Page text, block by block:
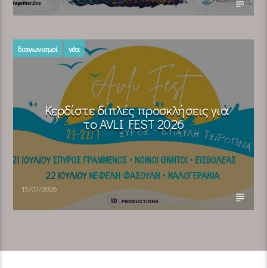
διαγωνισμοί νέα
Κερδίστε διπλές προσκλήσεις για
το AVLI FEST 2026
15/07/2026